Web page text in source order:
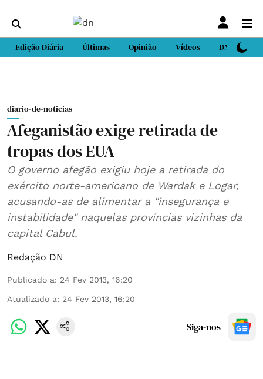
Edição Diária Últimas Opinião Vídeos DN Sport
diario-de-noticias
Afeganistão exige retirada de
tropas dos EUA
O governo afegão exigiu hoje a retirada do
exército norte-americano de Wardak e Logar,
acusando-as de alimentar a "insegurança e
instabilidade" naquelas províncias vizinhas da
capital Cabul.
Redação DN
Publicado a: 24 Fev 2013, 16:20
Atualizado a: 24 Fev 2013, 16:20
Siga-nos